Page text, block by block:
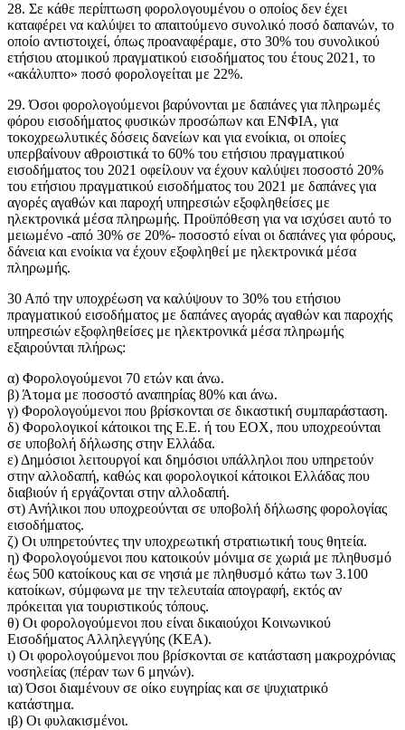
28. Σε κάθε περίπτωση φορολογουμένου ο οποίος δεν έχει
καταφέρει να καλύψει το απαιτούμενο συνολικό ποσό δαπανών, το
οποίο αντιστοιχεί, όπως προαναφέραμε, στο 30% του συνολικού
ετήσιου ατομικού πραγματικού εισοδήματος του έτους 2021, το
«ακάλυπτο» ποσό φορολογείται με 22%.
29. Όσοι φορολογούμενοι βαρύνονται με δαπάνες για πληρωμές
φόρου εισοδήματος φυσικών προσώπων και ΕΝΦΙΑ, για
τοκοχρεωλυτικές δόσεις δανείων και για ενοίκια, οι οποίες
υπερβαίνουν αθροιστικά το 60% του ετήσιου πραγματικού
εισοδήματος του 2021 οφείλουν να έχουν καλύψει ποσοστό 20%
του ετήσιου πραγματικού εισοδήματος του 2021 με δαπάνες για
αγορές αγαθών και παροχή υπηρεσιών εξοφληθείσες με
ηλεκτρονικά μέσα πληρωμής. Προϋπόθεση για να ισχύσει αυτό το
μειωμένο -από 30% σε 20%- ποσοστό είναι οι δαπάνες για φόρους,
δάνεια και ενοίκια να έχουν εξοφληθεί με ηλεκτρονικά μέσα
πληρωμής.
30 Από την υποχρέωση να καλύψουν το 30% του ετήσιου
πραγματικού εισοδήματος με δαπάνες αγοράς αγαθών και παροχής
υπηρεσιών εξοφληθείσες με ηλεκτρονικά μέσα πληρωμής
εξαιρούνται πλήρως:
α) Φορολογούμενοι 70 ετών και άνω.
β) Άτομα με ποσοστό αναπηρίας 80% και άνω.
γ) Φορολογούμενοι που βρίσκονται σε δικαστική συμπαράσταση.
δ) Φορολογικοί κάτοικοι της Ε.Ε. ή του ΕΟΧ, που υποχρεούνται
σε υποβολή δήλωσης στην Ελλάδα.
ε) Δημόσιοι λειτουργοί και δημόσιοι υπάλληλοι που υπηρετούν
στην αλλοδαπή, καθώς και φορολογικοί κάτοικοι Ελλάδας που
διαβιούν ή εργάζονται στην αλλοδαπή.
στ) Ανήλικοι που υποχρεούνται σε υποβολή δήλωσης φορολογίας
εισοδήματος.
ζ) Oι υπηρετούντες την υποχρεωτική στρατιωτική τους θητεία.
η) Φορολογούμενοι που κατοικούν μόνιμα σε χωριά με πληθυσμό
έως 500 κατοίκους και σε νησιά με πληθυσμό κάτω των 3.100
κατοίκων, σύμφωνα με την τελευταία απογραφή, εκτός αν
πρόκειται για τουριστικούς τόπους.
θ) Οι φορολογούμενοι που είναι δικαιούχοι Κοινωνικού
Εισοδήματος Αλληλεγγύης (ΚΕΑ).
ι) Οι φορολογούμενοι που βρίσκονται σε κατάσταση μακροχρόνιας
νοσηλείας (πέραν των 6 μηνών).
ια) Όσοι διαμένουν σε οίκο ευγηρίας και σε ψυχιατρικό
κατάστημα.
ιβ) Οι φυλακισμένοι.